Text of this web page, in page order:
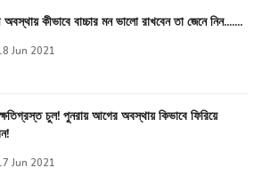
অবস্থায় কীভাবে বাচ্চার মন ভালো রাখবেন তা জেনে নিন.......
Jun 2021
চুল! পুনরায় আগের অবস্থায় কিভাবে ফিরিয়ে
Jun 2021